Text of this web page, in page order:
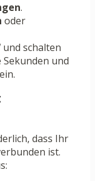
.
oder
und schalten
Sekunden und
dass Ihr
ist.